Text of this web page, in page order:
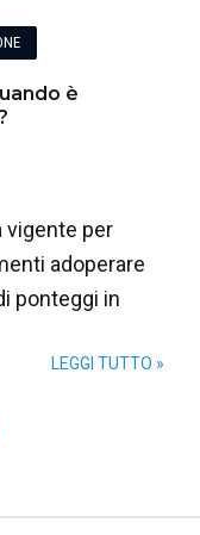
è
vigente per
adoperare
ponteggi in
LEGGI TUTTO »